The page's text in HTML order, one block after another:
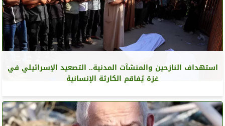
استهداف النازحين والمنشآت المدنية.. التصعيد الإسرائيلي في
غزة يُفاقم الكارثة الإنسانية